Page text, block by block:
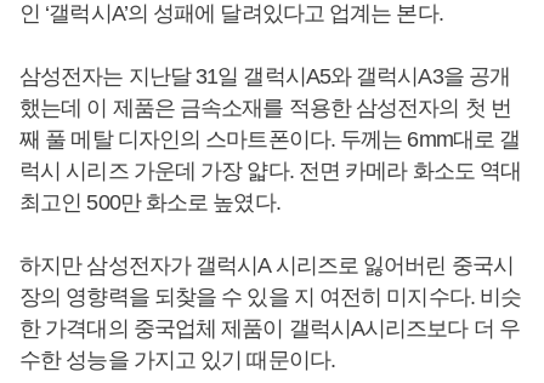
인 ‘갤럭시A’의 성패에 달려있다고 업계는 본다.
삼성전자는 지난달 31일 갤럭시A5와 갤럭시A3을 공개
했는데 이 제품은 금속소재를 적용한 삼성전자의 첫 번
째 풀 메탈 디자인의 스마트폰이다. 두께는 6mm대로 갤
럭시 시리즈 가운데 가장 얇다. 전면 카메라 화소도 역대
최고인 500만 화소로 높였다.
하지만 삼성전자가 갤럭시A 시리즈로 잃어버린 중국시
장의 영향력을 되찾을 수 있을 지 여전히 미지수다. 비슷
한 가격대의 중국업체 제품이 갤럭시A시리즈보다 더 우
수한 성능을 가지고 있기 때문이다.